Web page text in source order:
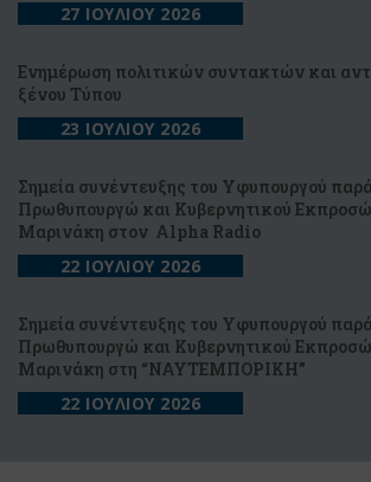
27 ΙΟΥΛΙΟΥ 2026
Ενημέρωση πολιτικών συντακτών και
ξένου Τύπου
23 ΙΟΥΛΙΟΥ 2026
Σημεία συνέντευξης του Υφυπουργού
Πρωθυπουργώ και Κυβερνητικού
Μαρινάκη στον Alpha Radio
22 ΙΟΥΛΙΟΥ 2026
Σημεία συνέντευξης του Υφυπουργού
Πρωθυπουργώ και Κυβερνητικού
Μαρινάκη στη “NAYTEΜΠΟΡΙΚΗ”
22 ΙΟΥΛΙΟΥ 2026